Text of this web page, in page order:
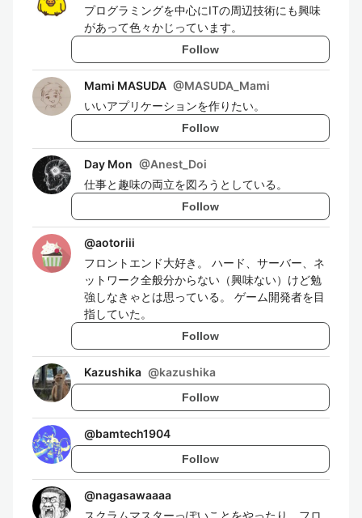
プログラミングを中心にITの周辺技術にも興味
があって色々かじっています。
Follow
Mami MASUDA @MASUDA_Mami
いいアプリケーションを作りたい。
Follow
Day Mon @Anest_Doi
仕事と趣味の両立を図ろうとしている。
Follow
@aotoriii
フロントエンド大好き。 ハード、サーバー、ネ
ットワーク全般分からない（興味ない）けど勉
強しなきゃとは思っている。 ゲーム開発者を目
指していた。
Follow
Kazushika @kazushika
Follow
@bamtech1904
Follow
@nagasawaaaa
スクラムマスターっぽいことをやったり、フロ